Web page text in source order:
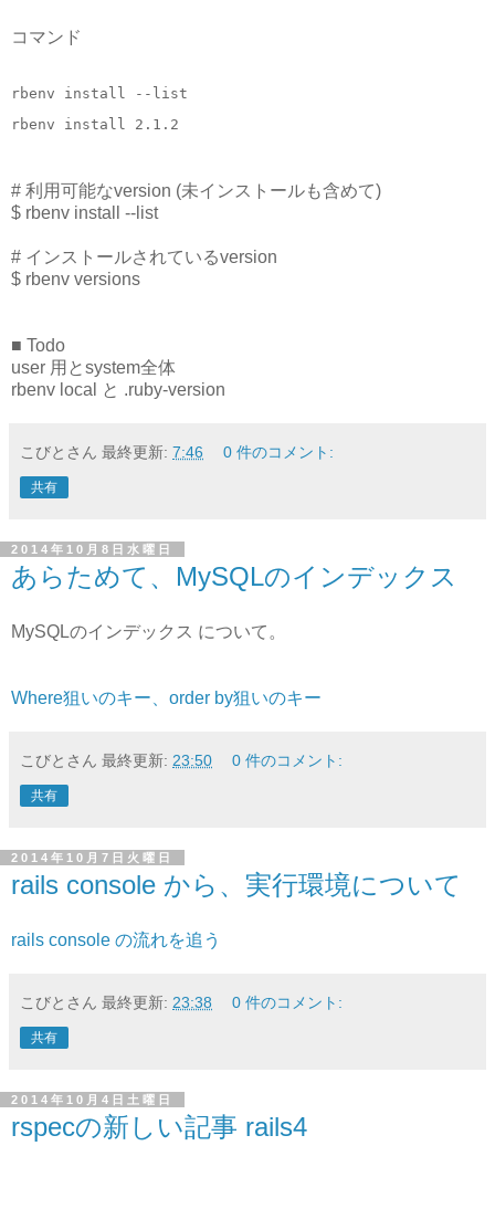
コマンド
rbenv install --list
rbenv install 2.1.2
# 利用可能なversion (未インストールも含めて)
$ rbenv install --list
# インストールされているversion
$ rbenv versions
■ Todo
user 用とsystem全体
rbenv local と .ruby-version
こびとさん 最終更新: 7:46 0 件のコメント:
共有
2014年10月8日水曜日
あらためて、MySQLのインデックス
MySQLのインデックス について。
Where狙いのキー、order by狙いのキー
こびとさん 最終更新: 23:50 0 件のコメント:
共有
2014年10月7日火曜日
rails console から、実行環境について
rails console の流れを追う
こびとさん 最終更新: 23:38 0 件のコメント:
共有
2014年10月4日土曜日
rspecの新しい記事 rails4